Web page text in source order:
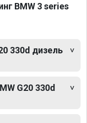
BMW 3 series
330d дизель
G20 330d